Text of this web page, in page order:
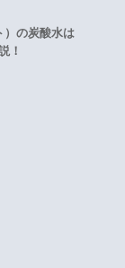
）の炭酸水は
！